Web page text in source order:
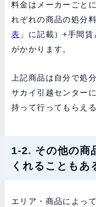
料金はメーカーごと
れぞれの商品の処分
表 」に記載）+手間
がかかります。
上記商品は自分で処
サカイ引越センター
持って行ってもらえ
1-2. その他の商
くれることもあ
エリア・商品によっ